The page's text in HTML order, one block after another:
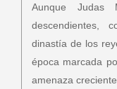
Aunque Judas
descendientes,
dinastía de los
época marcada
amenaza